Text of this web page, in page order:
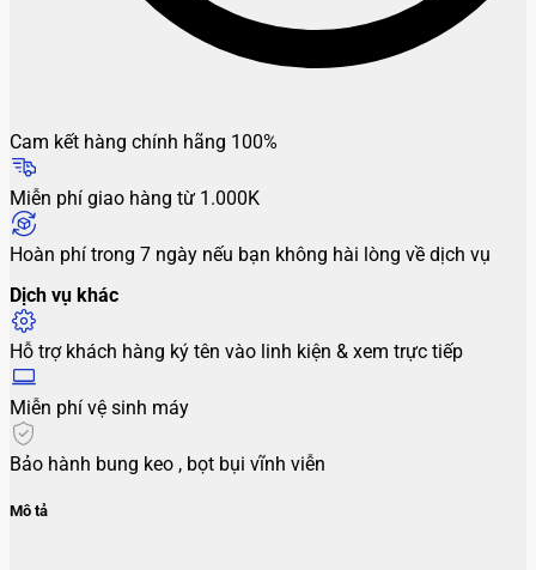
Cam kết hàng chính hãng 100%
Miễn phí giao hàng từ 1.000K
Hoàn phí trong 7 ngày nếu bạn không hài lòng về dịch vụ
Dịch vụ khác
Hỗ trợ khách hàng ký tên vào linh kiện & xem trực tiếp
Miễn phí vệ sinh máy
Bảo hành bung keo , bọt bụi vĩnh viễn
Mô tả